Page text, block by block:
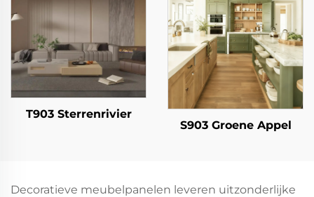
T903 Sterrenrivier
S903 Groene Appel
Decoratieve meubelpanelen leveren uitzonderlijke